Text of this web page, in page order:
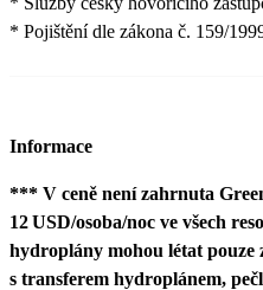
* Pojištění dle zákona č. 159/
Informace
*** V ceně není zahrnuta
12 USD/osoba/noc ve všech
hydroplány mohou létat pouze
s transferem hydroplánem,